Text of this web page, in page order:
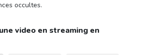
occultes.
video en streaming en